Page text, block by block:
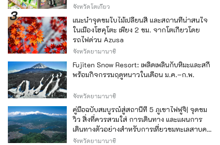
จังหวัดโตเกียว
แนะนำจุดชมใบไม้เปลี่ยนสี และสถานที่น่าสนใจ
ในเมืองโฮคุโตะ เพียง 2 ชม. จากโตเกียวโดย
รถไฟด่วน Azusa
จังหวัดยามานาชิ
Fujiten Snow Resort: เพลิดเพลินกับหิมะและสกี
พร้อมกิจกรรมฤดูหนาวในเดือน ม.ค.–ก.พ.
จังหวัดยามานาชิ
คู่มือฉบับสมบูรณ์สู่สถานีที่ 5 ภูเขาไฟฟูจิ| จุดชม
วิว สิ่งที่ควรสวมใส่ การเดินทาง และแผนการ
เดินทางตัวอย่างสำหรับการเที่ยวชมทะเลสาบคา
วากุจิ
จังหวัดยามานาชิ